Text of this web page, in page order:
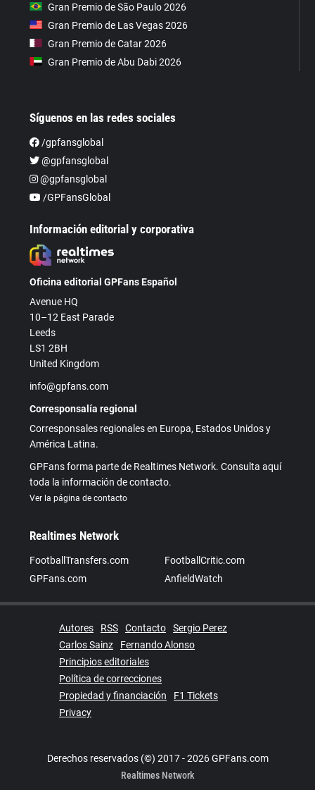
Gran Premio de São Paulo 2026
Gran Premio de Las Vegas 2026
Gran Premio de Catar 2026
Gran Premio de Abu Dabi 2026
Síguenos en las redes sociales
/gpfansglobal
@gpfansglobal
@gpfansglobal
/GPFansGlobal
Información editorial y corporativa
Oficina editorial GPFans Español
Avenue HQ
10–12 East Parade
Leeds
LS1 2BH
United Kingdom
info@gpfans.com
Corresponsalía regional
Corresponsales regionales en Europa, Estados Unidos y
América Latina.
GPFans forma parte de Realtimes Network. Consulta aquí
toda la información de contacto.
Ver la página de contacto
Realtimes Network
FootballTransfers.com
FootballCritic.com
GPFans.com
AnfieldWatch
Autores RSS Contacto
Sergio Perez
Carlos Sainz
Fernando Alonso
Principios editoriales
Política de correcciones
Propiedad y financiación
F1 Tickets
Privacy
Derechos reservados (©) 2017 - 2026 GPFans.com
Realtimes Network